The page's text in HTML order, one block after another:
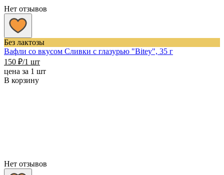
Нет отзывов
Без лактозы
Вафли со вкусом Сливки с глазурью "Bitey", 35 г
150 ₽/1 шт
цена за 1 шт
В корзину
Нет отзывов